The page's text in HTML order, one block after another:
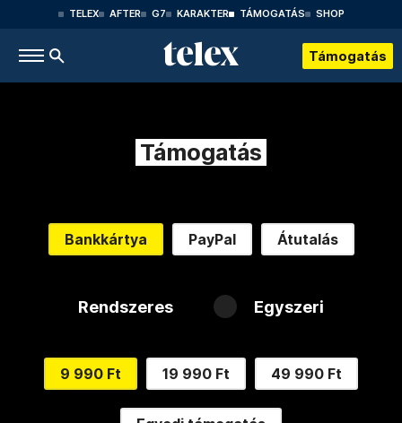
TELEX AFTER G7 KARAKTER TÁMOGATÁS SHOP
Támogatás
Támogatás
Bankkártya PayPal Átutalás
Rendszeres Egyszeri
9 990 Ft 19 990 Ft 49 990 Ft